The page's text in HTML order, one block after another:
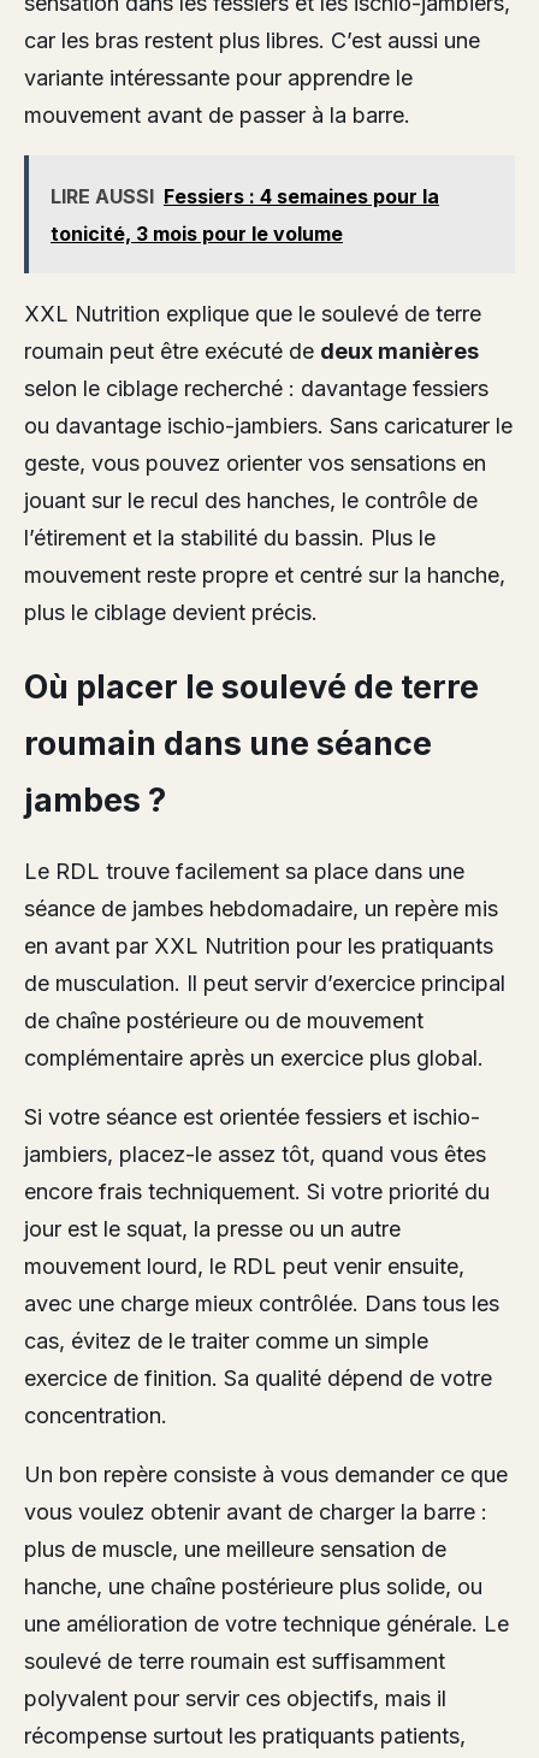
car les bras restent plus libres. C’est aussi une
variante intéressante pour apprendre le
mouvement avant de passer à la barre.
LIRE AUSSI Fessiers : 4 semaines pour la
tonicité, 3 mois pour le volume
XXL Nutrition explique que le soulevé de terre
roumain peut être exécuté de deux manières
selon le ciblage recherché : davantage fessiers
ou davantage ischio-jambiers. Sans caricaturer le
geste, vous pouvez orienter vos sensations en
jouant sur le recul des hanches, le contrôle de
l’étirement et la stabilité du bassin. Plus le
mouvement reste propre et centré sur la hanche,
plus le ciblage devient précis.
Où placer le soulevé de terre
roumain dans une séance
jambes ?
Le RDL trouve facilement sa place dans une
séance de jambes hebdomadaire, un repère mis
en avant par XXL Nutrition pour les pratiquants
de musculation. Il peut servir d’exercice principal
de chaîne postérieure ou de mouvement
complémentaire après un exercice plus global.
Si votre séance est orientée fessiers et ischio-
jambiers, placez-le assez tôt, quand vous êtes
encore frais techniquement. Si votre priorité du
jour est le squat, la presse ou un autre
mouvement lourd, le RDL peut venir ensuite,
avec une charge mieux contrôlée. Dans tous les
cas, évitez de le traiter comme un simple
exercice de finition. Sa qualité dépend de votre
concentration.
Un bon repère consiste à vous demander ce que
vous voulez obtenir avant de charger la barre :
plus de muscle, une meilleure sensation de
hanche, une chaîne postérieure plus solide, ou
une amélioration de votre technique générale. Le
soulevé de terre roumain est suffisamment
polyvalent pour servir ces objectifs, mais il
récompense surtout les pratiquants patients,